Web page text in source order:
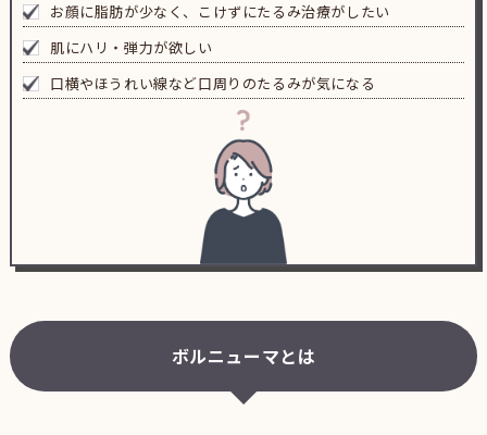
お顔に脂肪が少なく、こけずにたるみ治療がしたい
肌にハリ・弾力が欲しい
口横やほうれい線など口周りのたるみが気になる
ボルニューマとは